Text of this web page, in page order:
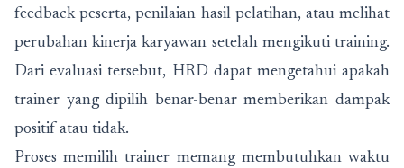
feedback peserta, penilaian hasil pelatihan, atau melihat
perubahan kinerja karyawan setelah mengikuti training.
Dari evaluasi tersebut, HRD dapat mengetahui apakah
trainer yang dipilih benar-benar memberikan dampak
positif atau tidak.
Proses memilih trainer memang membutuhkan waktu